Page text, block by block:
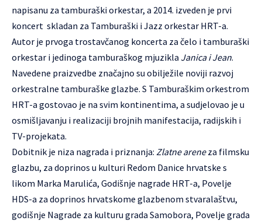
napisanu za tamburaški orkestar, a 2014. izveden je prvi
koncert skladan za Tamburaški i Jazz orkestar HRT-a.
Autor je prvoga trostavčanog koncerta za čelo i tamburaški
orkestar i jedinoga tamburaškog mjuzikla Janica i Jean.
Navedene praizvedbe značajno su obilježile noviji razvoj
orkestralne tamburaške glazbe. S Tamburaškim orkestrom
HRT-a gostovao je na svim kontinentima, a sudjelovao je u
osmišljavanju i realizaciji brojnih manifestacija, radijskih i
TV-projekata.
Dobitnik je niza nagrada i priznanja: Zlatne areneza filmsku
glazbu, za doprinos u kulturi Redom Danice hrvatske s
likom Marka Marulića, Godišnje nagrade HRT-a, Povelje
HDS-a za doprinos hrvatskome glazbenom stvaralaštvu,
godišnje Nagrade za kulturu grada Samobora, Povelje grada